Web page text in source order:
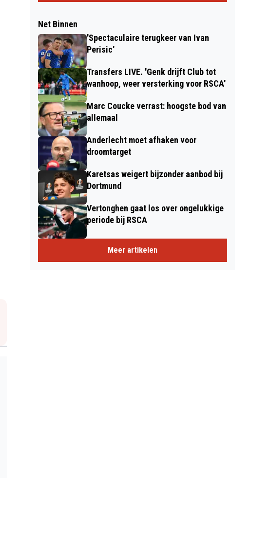
Net Binnen
'Spectaculaire terugkeer van Ivan
Perisic'
Transfers LIVE. 'Genk drijft Club tot
wanhoop, weer versterking voor RSCA'
Marc Coucke verrast: hoogste bod van
allemaal
Anderlecht moet afhaken voor
droomtarget
Karetsas weigert bijzonder aanbod bij
Dortmund
Vertonghen gaat los over ongelukkige
periode bij RSCA
Meer artikelen